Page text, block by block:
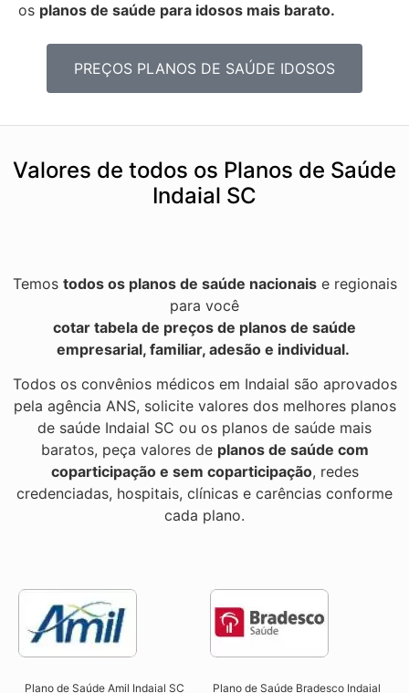
os planos de saúde para idosos mais barato.
PREÇOS PLANOS DE SAÚDE IDOSOS
Valores de todos os Planos de Saúde
Indaial SC
Temos todos os planos de saúde nacionaise regionais
para você
cotar tabela de preços de planos de saúde
empresarial, familiar, adesão e individual.
Todos os convênios médicos em Indaial são aprovados
pela agência ANS, solicite valores dos melhores planos
de saúde Indaial SC ou os planos de saúde mais
baratos, peça valores de planos de saúde com
coparticipação e sem coparticipação, redes
credenciadas, hospitais, clínicas e carências conforme
cada plano.
Plano de Saúde Amil Indaial SC
Plano de Saúde Bradesco Indaial